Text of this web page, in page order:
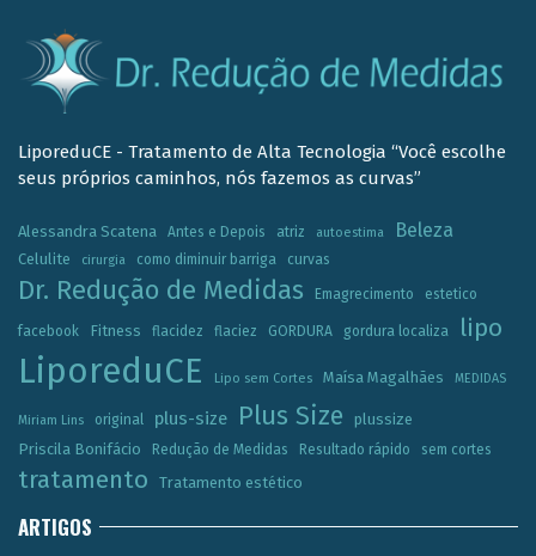
LiporeduCE - Tratamento de Alta Tecnologia “Você escolhe
seus próprios caminhos, nós fazemos as curvas”
Alessandra Scatena Antes e Depois atriz autoestima Beleza
Celulite cirurgia como diminuir barriga curvas
Dr. Redução de Medidas Emagrecimento estetico
facebook Fitness flacidez flaciez GORDURA gordura localiza lipo
LiporeduCE Lipo sem Cortes Maísa Magalhães MEDIDAS
Miriam Lins original plus-size Plus Size
plussize
Priscila Bonifácio
Redução de Medidas Resultado rápido sem cortes
tratamento Tratamento estético
ARTIGOS